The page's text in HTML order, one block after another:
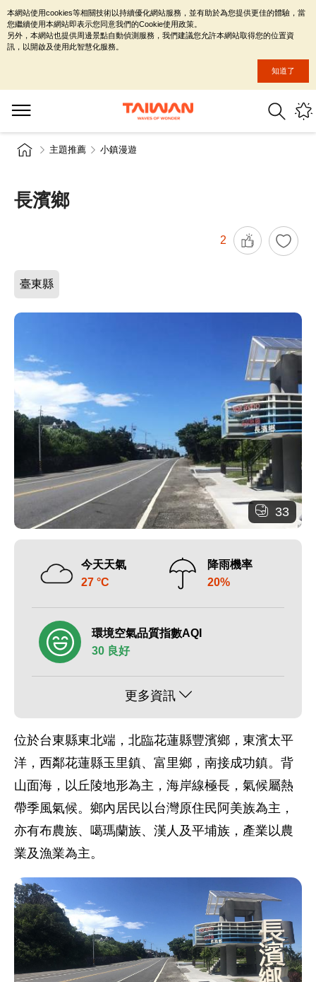
主題推薦 小鎮漫遊
長濱鄉
2
臺東縣
33
今天天氣
27 °C
降雨機率
20%
環境空氣品質指數AQI
30 良好
更多資訊
位於台東縣東北端，北臨花蓮縣豐濱鄉，東濱太平
洋，西鄰花蓮縣玉里鎮、富里鄉，南接成功鎮。背
山面海，以丘陵地形為主，海岸線極長，氣候屬熱
帶季風氣候。鄉內居民以台灣原住民阿美族為主，
亦有布農族、噶瑪蘭族、漢人及平埔族，產業以農
業及漁業為主。
本網站使用cookies等相關技術以持續優化網站服務，並有助於為您提供更佳的體驗，當
您繼續使用本網站即表示您同意我們的Cookie使用政策。
另外，本網站也提供周邊景點自動偵測服務，我們建議您允許本網站取得您的位置資
訊，以開啟及使用此智慧化服務。
知道了